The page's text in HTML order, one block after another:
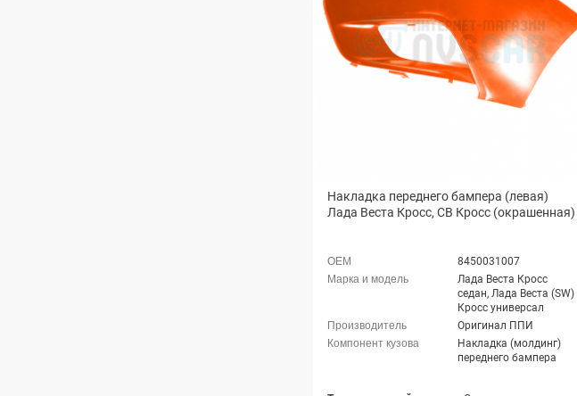
Накладка переднего бампера (левая)
Лада Веста Кросс, СВ Кросс (окрашенная)
8450031007
Лада Веста Кросс
седан, Лада Веста (SW)
Кросс универсал
Оригинал ППИ
Накладка (молдинг)
переднего бампера